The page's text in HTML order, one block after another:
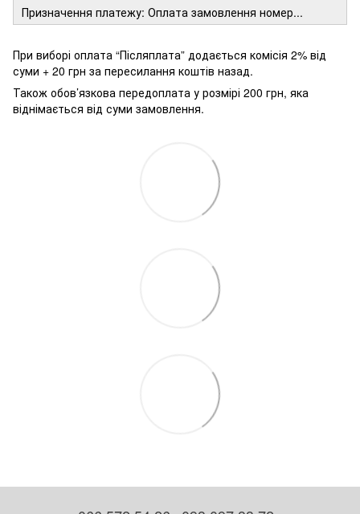
Призначення платежу: Оплата замовлення номер...
При виборі оплата “Післяплата” додається комісія 2% від
суми + 20 грн за пересилання коштів назад.
Також обов’язкова передоплата у розмірі 200 грн, яка
віднімається від суми замовлення.